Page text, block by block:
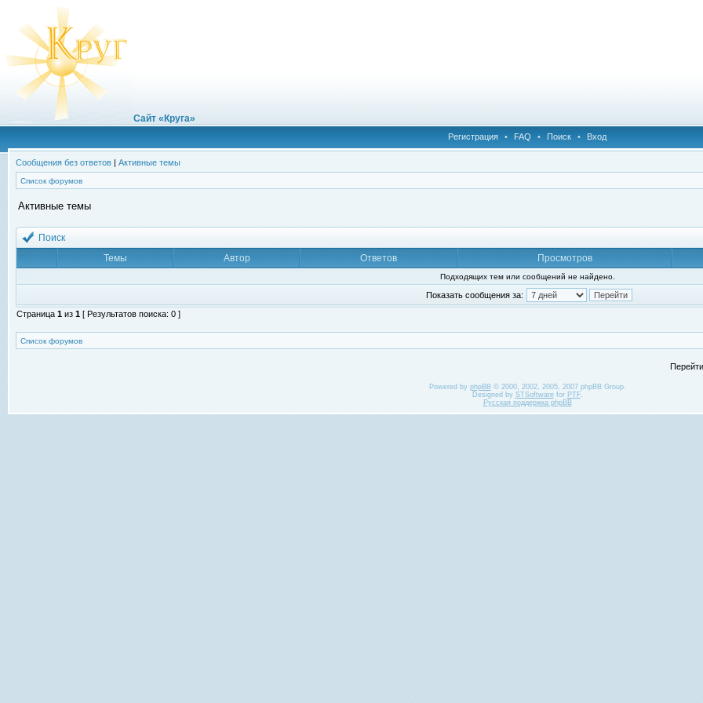
Сайт «Круга»
Регистрация • FAQ • Поиск • Вход
Сообщения без ответов | Активные темы
Список форумов
Активные темы
Поиск
Темы
Автор Ответов Просмотров
Подходящих тем или сообщений не найдено.
Показать сообщения за:
Страница 1 из 1 [ Результатов поиска: 0 ]
Список форумов
Powered by phpBB© 2000, 2002, 2005, 2007 phpBB Group.
Designed by STSoftwarefor PTF.
Русская поддержка phpBB